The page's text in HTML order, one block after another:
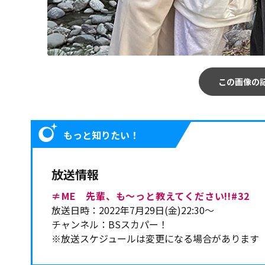
この画像の
もっと知りたい！
放送情報
≠ME 先輩、も～っと教えてください!!#32
放送日時：2022年7月29日(金)22:30～
チャンネル：BSスカパー！
※放送スケジュールは変更になる場合があります